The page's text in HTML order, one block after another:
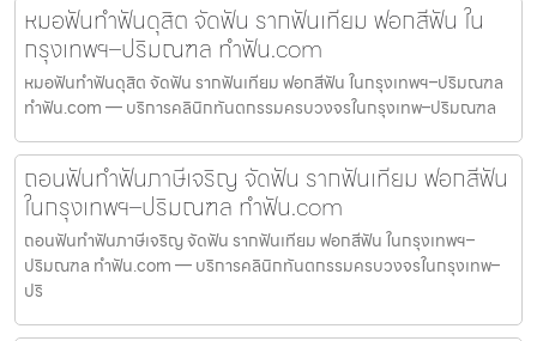
หมอฟันทำฟันดุสิต จัดฟัน รากฟันเทียม ฟอกสีฟัน ใน
กรุงเทพฯ–ปริมณฑล ทำฟัน.com
หมอฟันทำฟันดุสิต จัดฟัน รากฟันเทียม ฟอกสีฟัน ในกรุงเทพฯ–ปริมณฑล
ทำฟัน.com — บริการคลินิกทันตกรรมครบวงจรในกรุงเทพ–ปริมณฑล
ถอนฟันทำฟันภาษีเจริญ จัดฟัน รากฟันเทียม ฟอกสีฟัน
ในกรุงเทพฯ–ปริมณฑล ทำฟัน.com
ถอนฟันทำฟันภาษีเจริญ จัดฟัน รากฟันเทียม ฟอกสีฟัน ในกรุงเทพฯ–
ปริมณฑล ทำฟัน.com — บริการคลินิกทันตกรรมครบวงจรในกรุงเทพ–
ปริ